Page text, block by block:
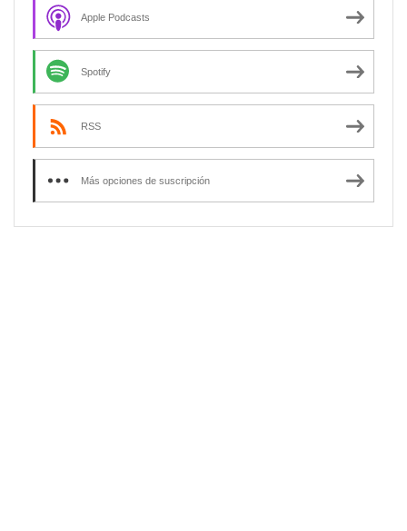
Apple Podcasts
Spotify
RSS
Más opciones de suscripción